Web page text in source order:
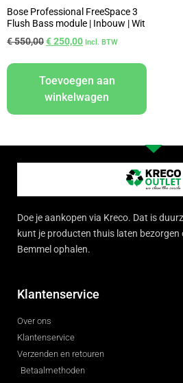
Bose Professional FreeSpace 3
Flush Bass module | Inbouw | Wit
€550,00€250,00 Incl. BTW
Toevoegen aan
winkelwagen
Doe je aankopen via Kreco. Dat is
kunt je producten thuis laten bezorgen
Bemmel ophalen.
Klantenservice
Over ons
Klantenservice
Verzenden en retouren
Betaalmethoden